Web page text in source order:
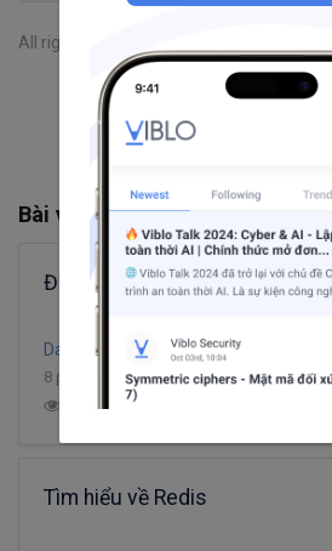
All rights reserved
Bài viết liên quan
Được rồi, đi thôi!!! VPS free nè
Dark Lotus
8 phút đọc
15.5K
Tìm hiểu về Redis